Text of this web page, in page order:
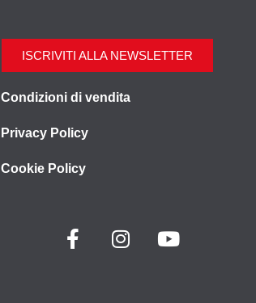
ISCRIVITI ALLA NEWSLETTER
Condizioni di vendita
Privacy Policy
Cookie Policy